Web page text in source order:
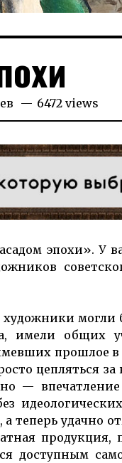
6472 views
эпохи». У
художники могли
имели общих
прошлое
цепляться
—
, а теперь удачно
продук­ция,
до­ступ­ным